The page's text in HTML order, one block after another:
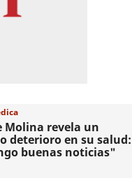
Molina revela un
deterioro en su salud:
buenas noticias"